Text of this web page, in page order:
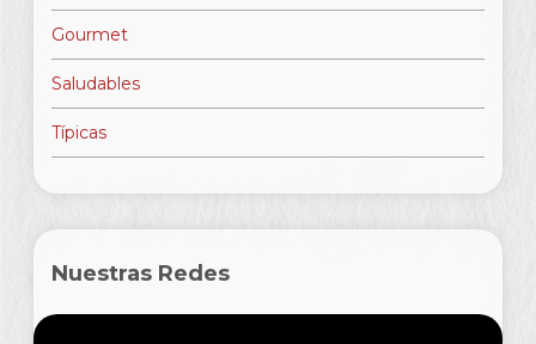
Gourmet
Saludables
Típicas
Nuestras Redes